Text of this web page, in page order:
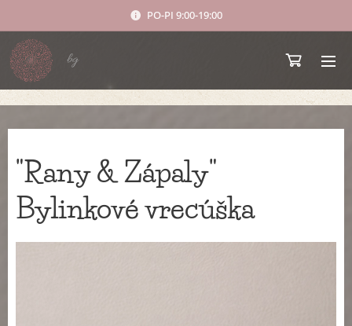
PO-PI 9:00-19:00
bg
"Rany & Zápaly"
Bylinkové vrecúška